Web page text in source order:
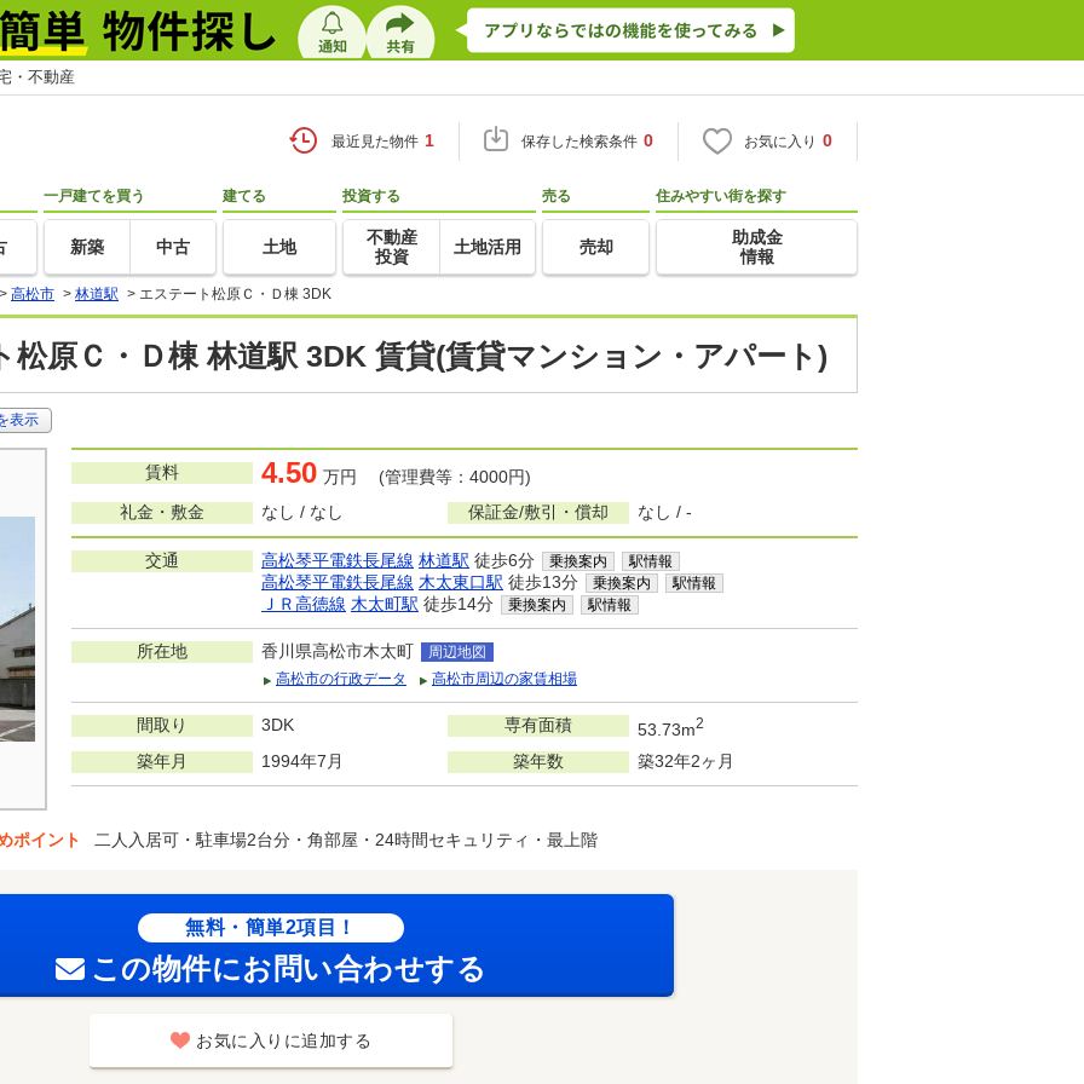
・不動産
最近見た物件 1 保存した検索条件 0 お気に入り 0
一戸建てを買う
新築 中古
建てる
土地
投資する
不動産
投資
土地活用
売る
売却
住みやすい街を探す
助成金
情報
> 高松市 > 林道駅 > エステート松原Ｃ・Ｄ棟 3DK
松原Ｃ・Ｄ棟 林道駅 3DK 賃貸(賃貸マンション・アパート)
表示
賃料 4.50 万円 (管理費等：4000円)
礼金・敷金
なし / なし 保証金/敷引・償却 なし / -
交通 高松琴平電鉄長尾線 林道駅 徒歩6分 乗換案内 駅情報
高松琴平電鉄長尾線 木太東口駅 徒歩13分 乗換案内 駅情報
ＪＲ高徳線 木太町駅 徒歩14分 乗換案内 駅情報
所在地 香川県高松市木太町
周辺地図
高松市の行政データ
高松市周辺の家賃相場
間取り 3DK 専有面積 53.73m2
築年月 1994年7月 築年数 築32年2ヶ月
ポイント 二人入居可・駐車場2台分・角部屋・24時間セキュリティ・最上階
無料・簡単2項目！
この物件にお問い合わせする
お気に入りに追加する